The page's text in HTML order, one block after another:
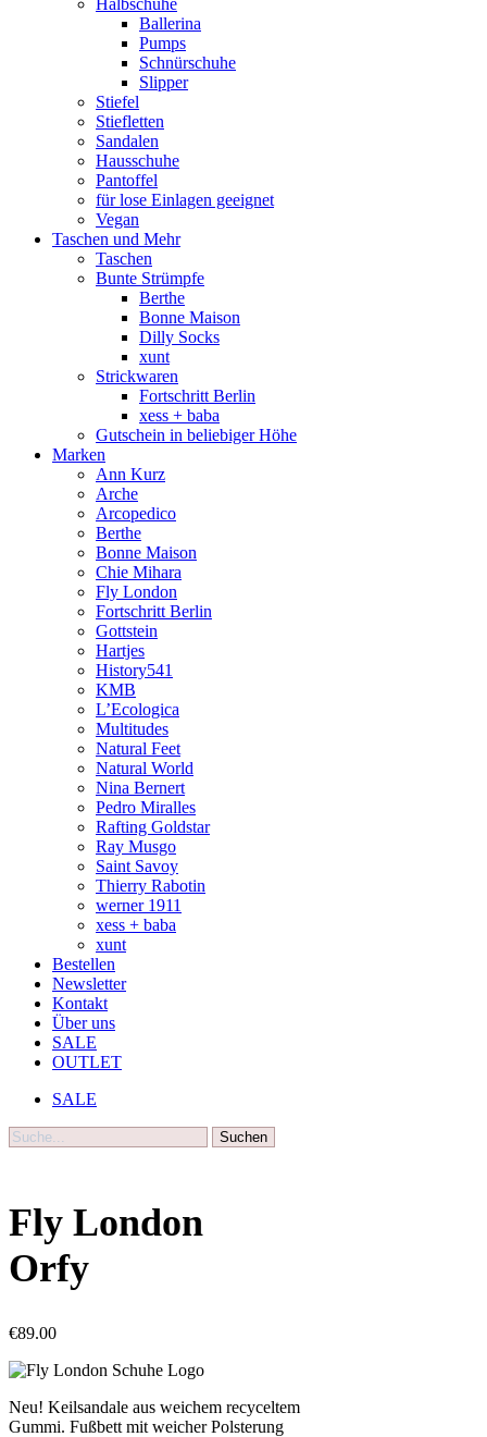
Ballerina
Pumps
Schnürschuhe
Slipper
Stiefel
Stiefletten
Sandalen
Hausschuhe
Pantoffel
für lose Einlagen geeignet
Vegan
Taschen und Mehr
Taschen
Bunte Strümpfe
Berthe
Bonne Maison
Dilly Socks
xunt
Strickwaren
Fortschritt Berlin
xess + baba
Gutschein in beliebiger Höhe
Marken
Ann Kurz
Arche
Arcopedico
Berthe
Bonne Maison
Chie Mihara
Fly London
Fortschritt Berlin
Gottstein
Hartjes
History541
KMB
L’Ecologica
Multitudes
Natural Feet
Natural World
Nina Bernert
Pedro Miralles
Rafting Goldstar
Ray Musgo
Saint Savoy
Thierry Rabotin
werner 1911
xess + baba
xunt
Bestellen
Newsletter
Kontakt
Über uns
SALE
OUTLET
SALE
Suche
Fly London
Orfy
€89.00
Neu! Keilsandale aus weichem recyceltem
Gummi. Fußbett mit weicher Polsterung